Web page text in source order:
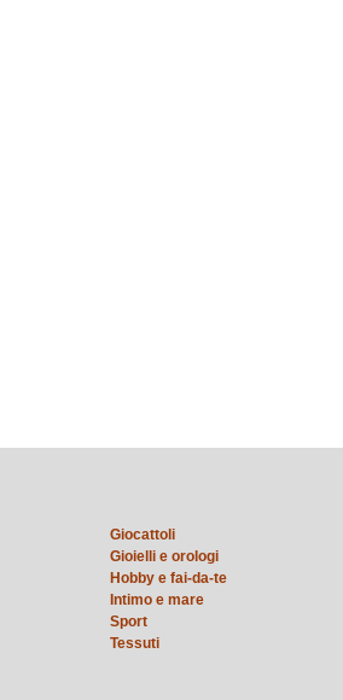
Giocattoli
Gioielli e orologi
Hobby e fai-da-te
Intimo e mare
Sport
Tessuti